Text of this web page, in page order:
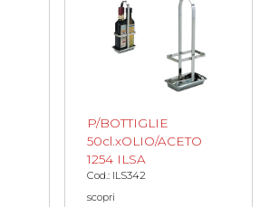
P/BOTTIGLIE
50cl.xOLIO/ACETO
1254 ILSA
Cod.: ILS342
scopri